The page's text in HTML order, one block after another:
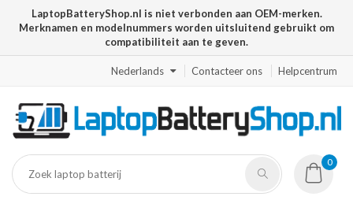
LaptopBatteryShop.nl is niet verbonden aan OEM-merken.
Merknamen en modelnummers worden uitsluitend gebruikt om
compatibiliteit aan te geven.
Nederlands Contacteer ons Helpcentrum
0